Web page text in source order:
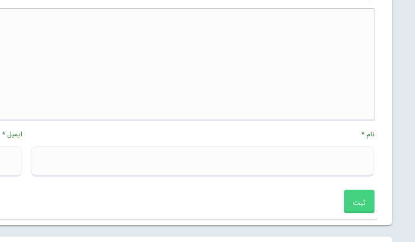
نام* ایمیل *